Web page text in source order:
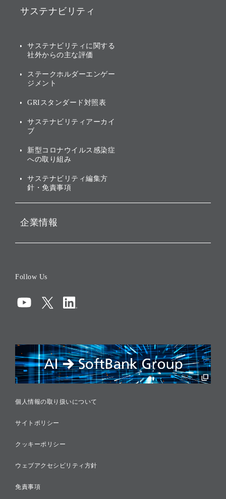
ソフトバンクグループの歩
[AI] What dreams are made
その他
グループ企業一覧
IRカレンダー
業績・財務
アニュアルレポート
株主・投資家情報（IR）に
サステナビリティ
トップメッセージ
サステナビリティの考え方
ガバナンス
投資先のサステナビリティ
サステナビリティに関する
社外からの主な評価
ステークホルダーエンゲー
ジメント
GRIスタンダード対照表
サステナビリティアーカイ
ブ
新型コロナウイルス感染症
への取り組み
サステナビリティ編集方
針・免責事項
企業情報
コンプライアンス
リスクマネジメント
税務に対する取り組み
採用情報
Follow Us
個人情報の取り扱いについて
サイトポリシー
クッキーポリシー
ウェブアクセシビリティ方針
免責事項